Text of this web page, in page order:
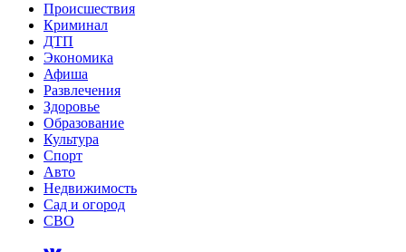
Происшествия
Криминал
ДТП
Экономика
Афиша
Развлечения
Здоровье
Образование
Культура
Спорт
Авто
Недвижимость
Сад и огород
СВО